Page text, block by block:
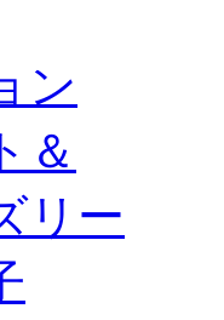
ン
＆
リー